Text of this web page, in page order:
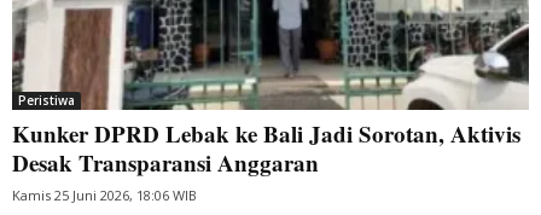
Peristiwa
Kunker DPRD Lebak ke Bali Jadi Sorotan, Aktivis
Desak Transparansi Anggaran
Kamis 25 Juni 2026, 18:06 WIB